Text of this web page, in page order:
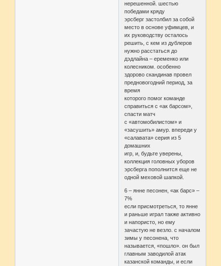
нерешенной. шестью
победами кряду
эрсберг застолбил за собой
место в основе уфимцев, и
их руководству осталось
решить, с кем из дублеров
нужно расстаться до
дэдлайна – еременко или
колесником. особенно
здорово скандинав провел
предновогодний период, за
время
которого помог команде
справиться с «ак барсом»,
спасти матч
с «автомобилистом» и
«засушить» амур. впереди у
«салавата» серия из 5
домашних
игр, и, будьте уверены,
коллекция головных уборов
эрсберга пополнится еще не
одной меховой шапкой.
6 – янне песонен, «ак барс» –
7%
если присмотреться, то янне
и раньше играл также активно
и напористо, но ему
зачастую не везло. с началом
зимы у песонена, что
называется, «пошло». он был
главным заводилой атак
казанской команды, и если